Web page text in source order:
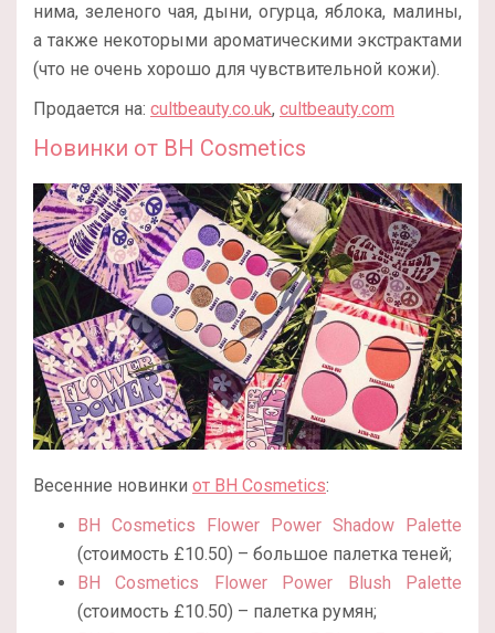
нима, зеленого чая, дыни, огурца, яблока, малины,
а также некоторыми ароматическими экстрактами
(что не очень хорошо для чувствительной кожи).
Продается на: cultbeauty.co.uk, cultbeauty.com
Новинки от BH Cosmetics
Весенние новинки от BH Cosmetics:
BH Cosmetics Flower Power Shadow Palette
(стоимость £10.50) – большое палетка теней;
BH Cosmetics Flower Power Blush Palette
(стоимость £10.50) – палетка румян;